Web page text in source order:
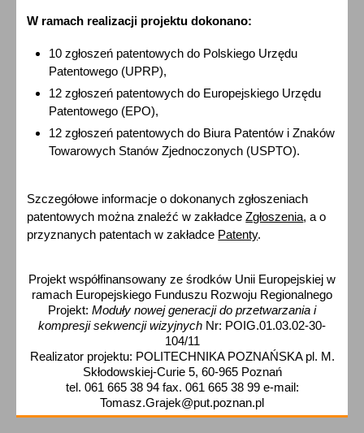
W ramach realizacji projektu dokonano:
10 zgłoszeń patentowych do Polskiego Urzędu
Patentowego (UPRP),
12 zgłoszeń patentowych do Europejskiego Urzędu
Patentowego (EPO),
12 zgłoszeń patentowych do Biura Patentów i Znaków
Towarowych Stanów Zjednoczonych (USPTO).
Szczegółowe informacje o dokonanych zgłoszeniach
patentowych można znaleźć w zakładceZgłoszenia, a o
przyznanych patentach w zakładce Patenty.
Projekt współfinansowany ze środków Unii Europejskiej w
ramach Europejskiego Funduszu Rozwoju Regionalnego
Projekt: Moduły nowej generacji do przetwarzania i
kompresji sekwencji wizyjnych Nr: POIG.01.03.02-30-
104/11
Realizator projektu: POLITECHNIKA POZNAŃSKA pl. M.
Skłodowskiej-Curie 5, 60-965 Poznań
tel. 061 665 38 94 fax. 061 665 38 99 e-mail:
Tomasz.Grajek@put.poznan.pl